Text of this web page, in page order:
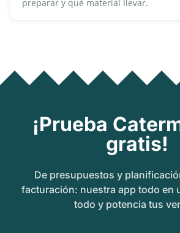
preparar y qué material llevar.
¡Prueba
gratis!
De presupuestos y
facturación: nuestra app todo en
todo y potencia tus